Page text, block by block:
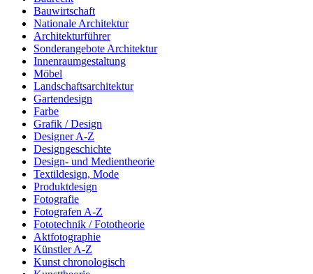
Bauwirtschaft
Nationale Architektur
Architekturführer
Sonderangebote Architektur
Innenraumgestaltung
Möbel
Landschaftsarchitektur
Gartendesign
Farbe
Grafik / Design
Designer A-Z
Designgeschichte
Design- und Medientheorie
Textildesign, Mode
Produktdesign
Fotografie
Fotografen A-Z
Fototechnik / Fototheorie
Aktfotographie
Künstler A-Z
Kunst chronologisch